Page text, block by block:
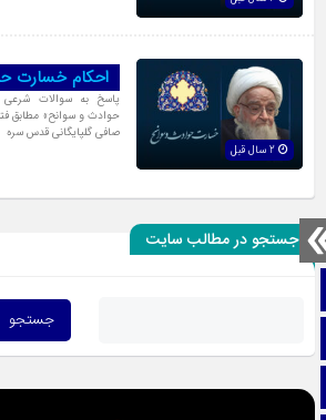
ایتا
احکام خسارت
پاسخ به سوالات
حوادث و سوانح» مطابق
صافی گلپایگانی قدس سره
جستجو در مطالب سایت